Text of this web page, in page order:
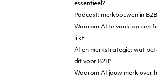
essentieel?
Podcast: merkbouwen in B2B
Waarom AI te vaak op een
lijkt
AI en merkstrategie: wat
dit voor B2B?
Waarom AI jouw merk over